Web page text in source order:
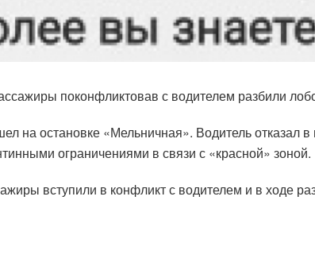
поконфликтовав с водителем разбили
на остановке «Мельничная». Водитель отказал
ограничениями в связи с «красной» зоной.
вступили в конфликт с водителем и в ходе